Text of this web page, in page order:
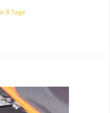
8 Tage